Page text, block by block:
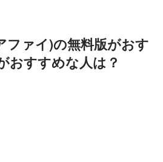
ファイ)の無料版がおす
おすすめな人は？